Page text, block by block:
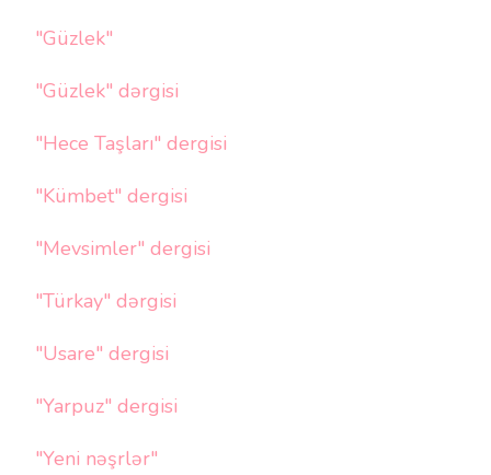
"Güzlek"
"Güzlek" dərgisi
"Hece Taşları" dergisi
"Kümbet" dergisi
"Mevsimler" dergisi
"Türkay" dərgisi
"Usare" dergisi
"Yarpuz" dergisi
"Yeni nəşrlər"